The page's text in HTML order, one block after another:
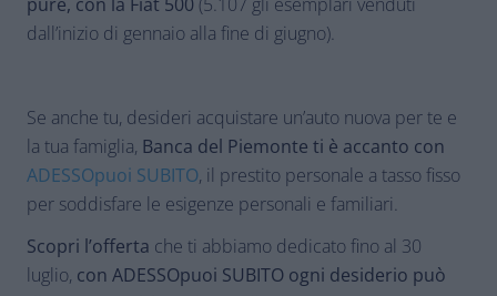
dall’inizio di gennaio alla fine di giugno).
Se anche tu, desideri acquistare un’auto nuova per te e
la tua famiglia, Banca del Piemonte ti è accanto con
ADESSOpuoi SUBITO, il prestito personale a tasso fisso
per soddisfare le esigenze personali e familiari.
Scopri l’offerta che ti abbiamo dedicato fino al 30
luglio, con ADESSOpuoi SUBITO ogni desiderio può